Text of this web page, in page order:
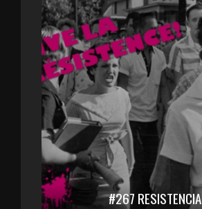
#267 RESISTENCIA